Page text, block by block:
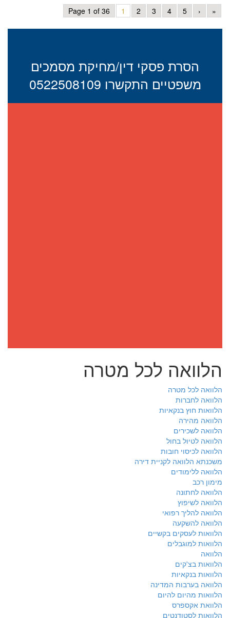
Page 1 of 36 1 2 3 4 5 › »
הסרת פסקי דין/מחיקת מסמכים
משפטיים התקשרו 0522508109
הלוואה לכל מטרה
הלוואה לכל מטרה
הלוואה לחברות
הלוואות חוץ בנקאיות
הלוואה מהירה
הלוואה לשכירים
הלוואה לטיול בחול
הלוואה לכיסוי חובות
משכנתא הלוואה לקניית דירה
הלוואה ללימודים
מימון רכב
הלוואה לחתונה
הלוואה לשיפוץ
הלוואה להליך רפואי
הלוואה להשקעה
הלוואות לעסקים בקשיים
הלוואות למוגבלים
הלוואה
הלוואות בצ'קים
הלוואות בנקאיות
הלוואה בערבות המדינה
הלוואות מהיום להיום
הלוואת אקספרס
הלוואות לסטודנטים